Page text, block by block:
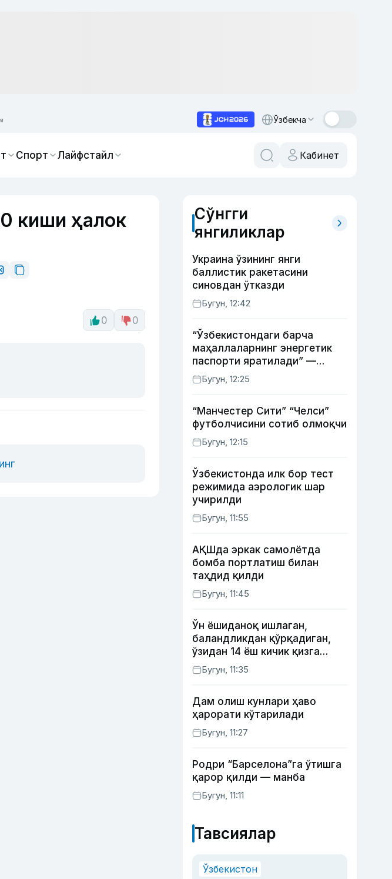
Ўзбекча
Спорт Лайфстайл Кабинет
киши ҳалок
0 0
Сўнгги
янгиликлар
Украина ўзининг янги
баллистик ракетасини
синовдан ўтказди
Бугун, 12:42
“Ўзбекистондаги барча
маҳаллаларнинг энергетик
паспорти яратилади” —
энергетика вазири
Бугун, 12:25
“Манчестер Сити” “Челси”
футболчисини сотиб олмоқчи
Бугун, 12:15
Ўзбекистонда илк бор тест
режимида аэрологик шар
учирилди
Бугун, 11:55
АҚШда эркак самолётда
бомба портлатиш билан
таҳдид қилди
Бугун, 11:45
Ўн ёшиданоқ ишлаган,
баландликдан қўрқадиган,
ўзидан 14 ёш кичик қизга
уйланган Ёрқинхўжа Умаров
34 ёшда
Бугун, 11:35
Дам олиш кунлари ҳаво
ҳарорати кўтарилади
Бугун, 11:27
Родри “Барселона”га ўтишга
қарор қилди — манба
Бугун, 11:11
Тавсиялар
Ўзбекистон